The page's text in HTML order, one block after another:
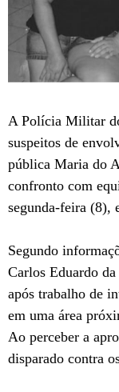
A Polícia Militar
suspeitos de
pública Maria do
confronto com
segunda-feira (8),
Segundo
Carlos Eduardo
após trabalho de
em uma área
Ao perceber a
disparado contra